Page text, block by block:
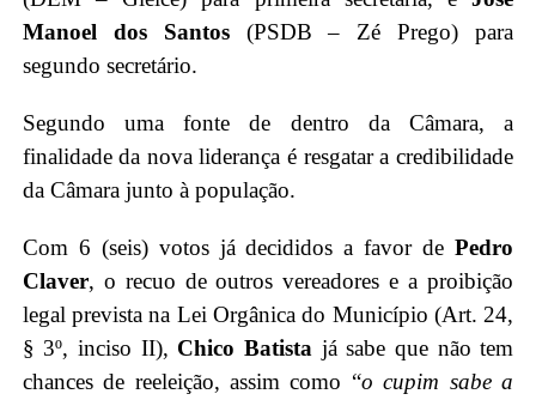
Manoel dos Santos(PSDB – Zé Prego) para
segundo secretário.
Segundo uma fonte de dentro da Câmara, a
finalidade da nova liderança é resgatar a credibilidade
da Câmara junto à população.
Com 6 (seis) votos já decididos a favor dePedro
Claver, o recuo de outros vereadores e a proibição
legal prevista na Lei Orgânica do Município (Art. 24,
§ 3º, inciso II), Chico Batista já sabe que não tem
chances de reeleição, assim como “o cupim sabe a